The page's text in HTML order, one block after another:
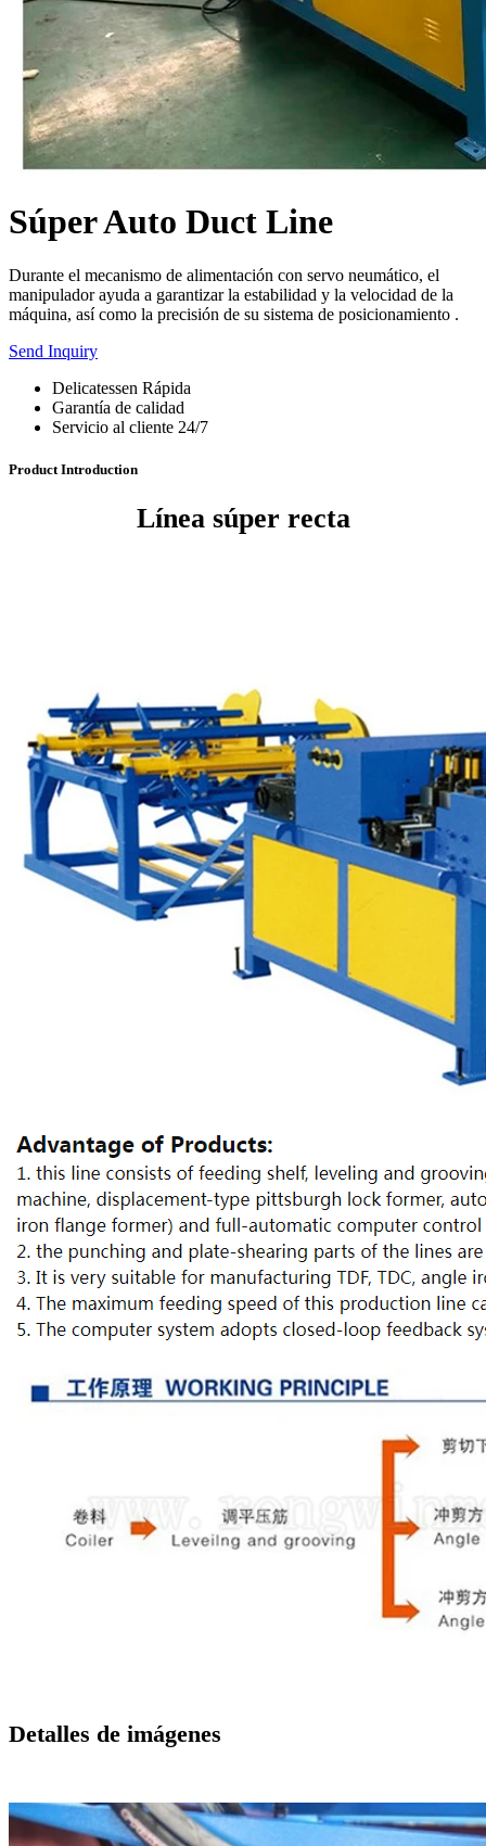
Súper Auto Duct Line
Durante el mecanismo de alimentación con servo neumático, el
manipulador ayuda a garantizar la estabilidad y la velocidad de la
máquina, así como la precisión de su sistema de posicionamiento .
Send Inquiry
Delicatessen Rápida
Garantía de calidad
Servicio al cliente 24/7
Product Introduction
Línea súper recta
Detalles de imágenes